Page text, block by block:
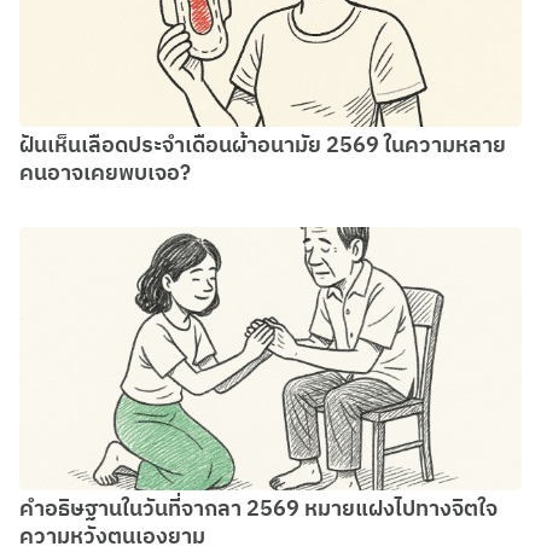
ฝันเห็นเลือดประจําเดือนผ้าอนามัย 2569 ในความหลาย
คนอาจเคยพบเจอ?
คำอธิษฐานในวันที่จากลา 2569 หมายแฝงไปทางจิตใจ
ความหวังตนเองยาม